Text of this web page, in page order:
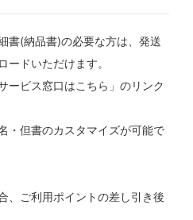
書(納品書)の必要な方は、発送
ードいただけます。
ービス窓口はこちら」のリンク
・但書のカスタマイズが可能で
、ご利用ポイントの差し引き後